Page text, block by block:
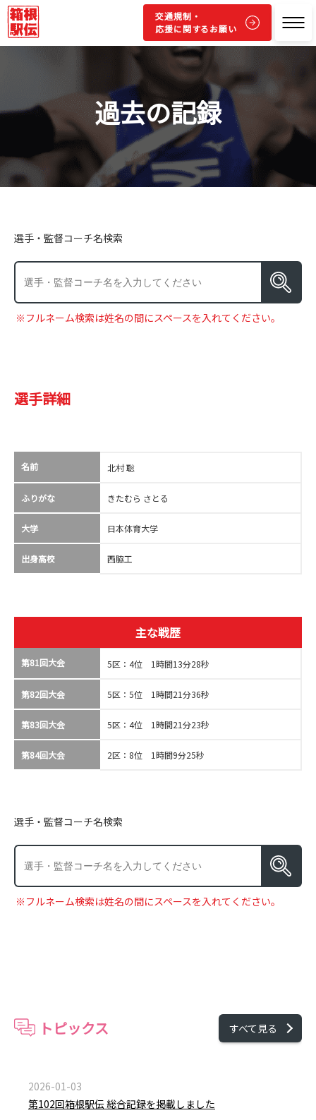
交通規制・
応援に関するお願い
過去の記録
選手・監督コーチ名検索
※フルネーム検索は姓名の間にスペースを入れてください。
選手詳細
名前 北村 聡
ふりがな きたむら さとる
大学 日本体育大学
出身高校 西脇工
主な戦歴
第81回大会 5区：4位 1時間13分28秒
第82回大会 5区：5位 1時間21分36秒
第83回大会 5区：4位 1時間21分23秒
第84回大会 2区：8位 1時間9分25秒
選手・監督コーチ名検索
※フルネーム検索は姓名の間にスペースを入れてください。
トピックス すべて見る
2026-01-03
第102回箱根駅伝 総合記録を掲載しました